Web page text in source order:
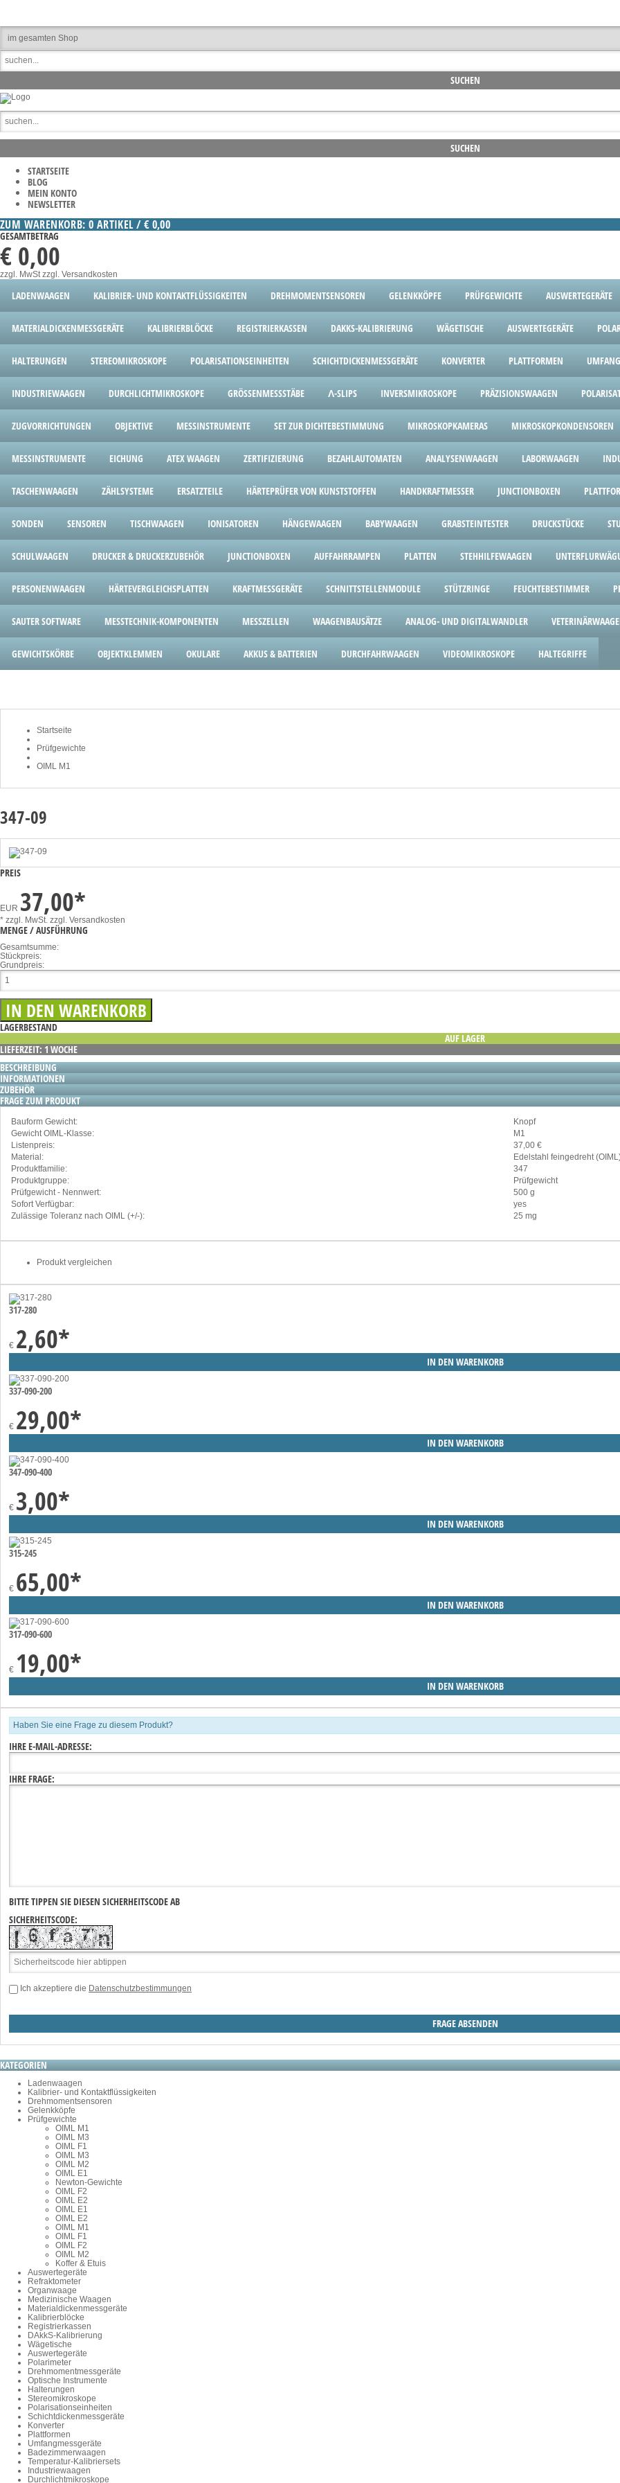
STARTSEITE
BLOG
MEIN KONTO
NEWSLETTER
ZUM WARENKORB: 0 ARTIKEL / € 0,00
GESAMTBETRAG
€ 0,00
zzgl. MwStzzgl. Versandkosten
LADENWAAGEN KALIBRIER- UND KONTAKTFLÜSSIGKEITEN DREHMOMENTSENSOREN GELENKKÖPFE PRÜFGEWICHTE AUSWERTEGERÄTE
MATERIALDICKENMESSGERÄTE KALIBRIERBLÖCKE REGISTRIERKASSEN DAKKS-KALIBRIERUNG WÄGETISCHE AUSWERTEGERÄTE
HALTERUNGEN STEREOMIKROSKOPE POLARISATIONSEINHEITEN SCHICHTDICKENMESSGERÄTE KONVERTER PLATTFORMEN
INDUSTRIEWAAGEN DURCHLICHTMIKROSKOPE GRÖSSENMESSSTÄBE Λ-SLIPS INVERSMIKROSKOPE PRÄZISIONSWAAGEN
ZUGVORRICHTUNGEN OBJEKTIVE MESSINSTRUMENTE SET ZUR DICHTEBESTIMMUNG MIKROSKOPKAMERAS MIKROSKOPKONDENSOREN
MESSINSTRUMENTE EICHUNG ATEX WAAGEN ZERTIFIZIERUNG BEZAHLAUTOMATEN ANALYSENWAAGEN LABORWAAGEN
TASCHENWAAGEN ZÄHLSYSTEME ERSATZTEILE HÄRTEPRÜFER VON KUNSTSTOFFEN HANDKRAFTMESSER JUNCTIONBOXEN
SONDEN SENSOREN TISCHWAAGEN IONISATOREN HÄNGEWAAGEN BABYWAAGEN GRABSTEINTESTER DRUCKSTÜCKE
SCHULWAAGEN DRUCKER & DRUCKERZUBEHÖR JUNCTIONBOXEN AUFFAHRRAMPEN PLATTEN STEHHILFEWAAGEN
PERSONENWAAGEN HÄRTEVERGLEICHSPLATTEN KRAFTMESSGERÄTE SCHNITTSTELLENMODULE STÜTZRINGE FEUCHTEBESTIMMER
SAUTER SOFTWARE MESSTECHNIK-KOMPONENTEN MESSZELLEN WAAGENBAUSÄTZE ANALOG- UND DIGITALWANDLER
GEWICHTSKÖRBE OBJEKTKLEMMEN OKULARE AKKUS & BATTERIEN DURCHFAHRWAAGEN VIDEOMIKROSKOPE HALTEGRIFFE
Startseite
Prüfgewichte
OIML M1
347-09
PREIS
EUR 37,00*
* zzgl. MwSt. zzgl. Versandkosten
MENGE / AUSFÜHRUNG
Gesamtsumme:
Stückpreis:
Grundpreis:
LAGERBESTAND
AUF LAGER
LIEFERZEIT: 1 WOCHE
BESCHREIBUNG
INFORMATIONEN
ZUBEHÖR
FRAGE ZUM PRODUKT
Bauform Gewicht:
Knopf
Gewicht OIML-Klasse:
M1
Listenpreis:
37,00 €
Material:
Edelstahl feingedreht
Produktfamilie:
347
Produktgruppe:
Prüfgewicht
Prüfgewicht - Nennwert:
500 g
Sofort Verfügbar:
yes
Zulässige Toleranz nach OIML (+/-):
25 mg
Produkt vergleichen
317-280
€ 2,60*
337-090-200
€ 29,00*
347-090-400
€ 3,00*
315-245
€ 65,00*
317-090-600
€ 19,00*
Haben Sie eine Frage zu diesem Produkt?
IHRE E-MAIL-ADRESSE:
IHRE FRAGE:
BITTE TIPPEN SIE DIESEN SICHERHEITSCODE AB
SICHERHEITSCODE:
Ich akzeptiere die Datenschutzbestimmungen
KATEGORIEN
Ladenwaagen
Kalibrier- und Kontaktflüssigkeiten
Drehmomentsensoren
Gelenkköpfe
Prüfgewichte
OIML M1
OIML M3
OIML F1
OIML M3
OIML M2
OIML E1
Newton-Gewichte
OIML F2
OIML E2
OIML E1
OIML E2
OIML M1
OIML F1
OIML F2
OIML M2
Koffer & Etuis
Auswertegeräte
Refraktometer
Organwaage
Medizinische Waagen
Materialdickenmessgeräte
Kalibrierblöcke
Registrierkassen
DAkkS-Kalibrierung
Wägetische
Auswertegeräte
Polarimeter
Drehmomentmessgeräte
Optische Instrumente
Halterungen
Stereomikroskope
Polarisationseinheiten
Schichtdickenmessgeräte
Konverter
Plattformen
Umfangmessgeräte
Badezimmerwaagen
Temperatur-Kalibriersets
Industriewaagen
Durchlichtmikroskope